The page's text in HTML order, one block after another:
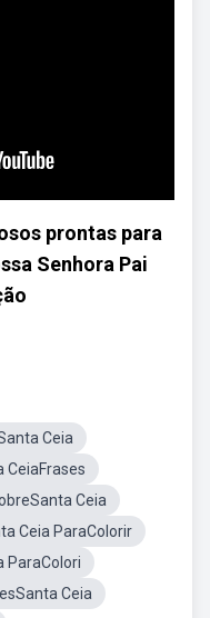
prontas para
Senhora Pai
Ceia
CeiaFrases
Ceia
Ceia ParaColorir
ParaColori
Ceia